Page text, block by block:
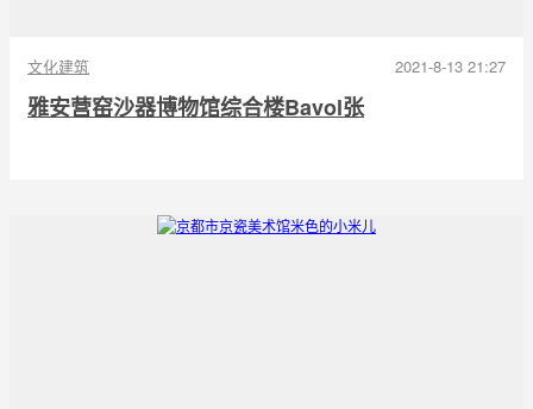
文化建筑 2021-8-13 21:27
雅安营窑沙器博物馆综合楼Bavol张